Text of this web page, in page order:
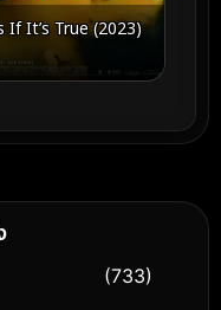
If It’s True (2023)
(733)